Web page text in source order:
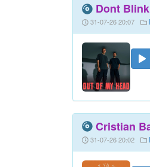
Dont
31-07-26 20:07
Cristian
31-07-26 20:02